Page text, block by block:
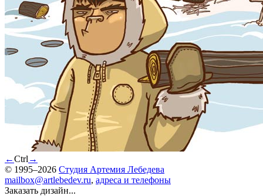
←Ctrl →
© 1995–2026 Студия Артемия Лебедева
mailbox@artlebedev.ru, адреса и телефоны
Заказать дизайн...